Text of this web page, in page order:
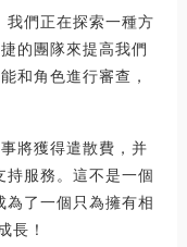
我們正在探索一種方
的團隊來提高我們
和角色進行審查，
將獲得遣散費，并
服務。這不是一個
了一個只為擁有相
長！